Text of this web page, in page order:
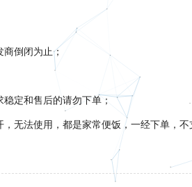
倒闭为止；
定和售后的请勿下单；
无法使用，都是家常便饭，一经下单，